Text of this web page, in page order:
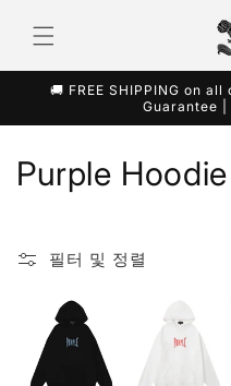
로 건너
뛰기
🚚 FREE SHIPPING on
Guarantee
컬
션
Purple Hoodie
필터 및 정렬